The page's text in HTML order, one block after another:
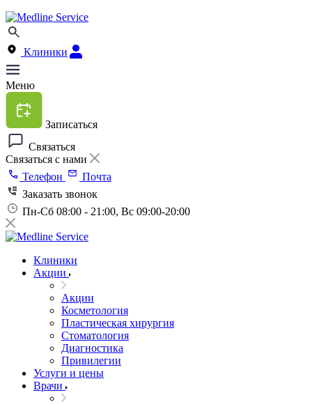
Клиники
Меню
Записаться
Связаться
Связаться с нами
Телефон
Почта
Заказать звонок
Пн-Сб 08:00 - 21:00, Вс 09:00-20:00
Клиники
Акции
Акции
Косметология
Пластическая хирургия
Стоматология
Диагностика
Привилегии
Услуги и цены
Врачи